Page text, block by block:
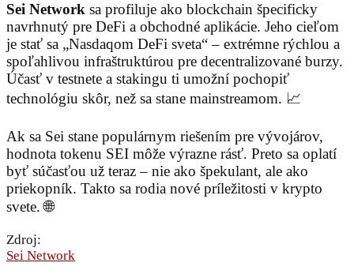
Sei Network sa profiluje ako blockchain špecificky
navrhnutý pre DeFi a obchodné aplikácie. Jeho cieľom
je stať sa „Nasdaqom DeFi sveta“ – extrémne rýchlou a
spoľahlivou infraštruktúrou pre decentralizované burzy.
Účasť v testnete a stakingu ti umožní pochopiť
technológiu skôr, než sa stane mainstreamom. 📈
Ak sa Sei stane populárnym riešením pre vývojárov,
hodnota tokenu SEI môže výrazne rásť. Preto sa oplatí
byť súčasťou už teraz – nie ako špekulant, ale ako
priekopník. Takto sa rodia nové príležitosti v krypto
svete. 🌐
Zdroj:
Sei Network